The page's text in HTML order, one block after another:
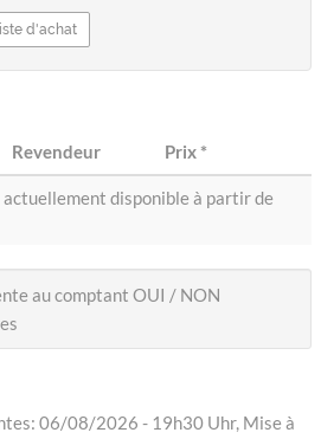
d'achat
Revendeur Prix*
disponible à partir de
au comptant OUI / NON
06/08/2026 - 19h30 Uhr, Mise à